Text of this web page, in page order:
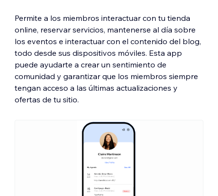
Permite a los miembros interactuar con tu tienda
online, reservar servicios, mantenerse al día sobre
los eventos e interactuar con el contenido del blog,
todo desde sus dispositivos móviles. Esta app
puede ayudarte a crear un sentimiento de
comunidad y garantizar que los miembros siempre
tengan acceso a las últimas actualizaciones y
ofertas de tu sitio.